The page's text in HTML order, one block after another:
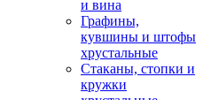
и вина
Графины,
кувшины и штофы
хрустальные
Стаканы, стопки и
кружки